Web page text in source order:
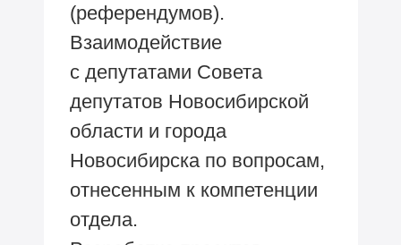
(референдумов).
Взаимодействие
с депутатами Совета
депутатов Новосибирской
области и города
Новосибирска по вопросам,
отнесенным к компетенции
отдела.